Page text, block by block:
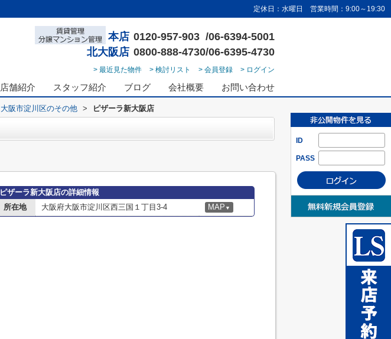
定休日：水曜日 営業時間：9:00～19:30
本店 0120-957-903 /06-6394-5001
北大阪店 0800-888-4730/06-6395-4730
> 最近見た物件 > 検討リスト > 会員登録 > ログイン
店舗紹介 スタッフ紹介 ブログ 会社概要 お問い合わせ
ID
PASS
大阪市淀川区のその他 > ピザーラ新大阪店
ピザーラ新大阪店の詳細情報
所在地
大阪府大阪市淀川区西三国１丁目3-4 MAP ▼